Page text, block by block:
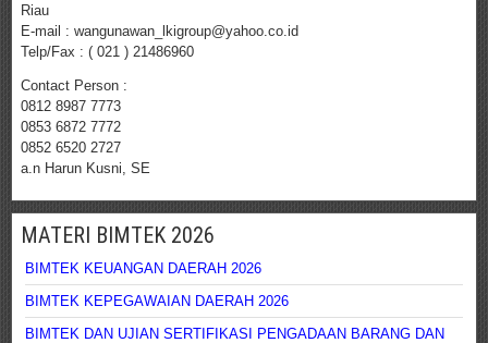
Riau
E-mail : wangunawan_lkigroup@yahoo.co.id
Telp/Fax : ( 021 ) 21486960
Contact Person :
0812 8987 7773
0853 6872 7772
0852 6520 2727
a.n Harun Kusni, SE
MATERI BIMTEK 2026
BIMTEK KEUANGAN DAERAH 2026
BIMTEK KEPEGAWAIAN DAERAH 2026
BIMTEK DAN UJIAN SERTIFIKASI PENGADAAN BARANG DAN